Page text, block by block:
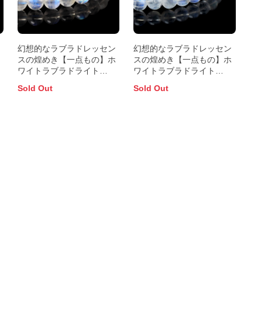
幻想的なラブラドレッセン
スの煌めき【一点もの】ホ
ワイトラブラドライト
ト【鑑別書付き】
Sold Out
幻想的なラブラドレッセン
スの煌めき【一点もの】ホ
ワイトラブラドライト
ト
Sold Out